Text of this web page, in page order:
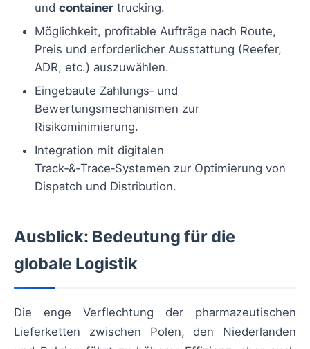
und container trucking.
Möglichkeit, profitable Aufträge nach Route,
Preis und erforderlicher Ausstattung (Reefer,
ADR, etc.) auszuwählen.
Eingebaute Zahlungs‑ und
Bewertungsmechanismen zur
Risikominimierung.
Integration mit digitalen
Track‑&‑Trace‑Systemen zur Optimierung von
Dispatch und Distribution.
Ausblick: Bedeutung für die
globale Logistik
Die enge Verflechtung der pharmazeutischen
Lieferketten zwischen Polen, den Niederlanden